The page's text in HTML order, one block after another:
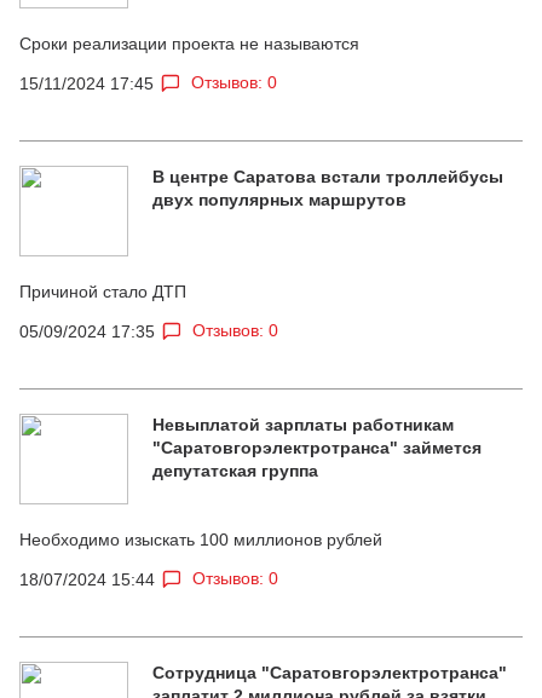
Сроки реализации проекта не называются
15/11/2024 17:45 Отзывов: 0
В центре Саратова встали троллейбусы
двух популярных маршрутов
Причиной стало ДТП
05/09/2024 17:35 Отзывов: 0
Невыплатой зарплаты работникам
"Саратовгорэлектротранса" займется
депутатская группа
Необходимо изыскать 100 миллионов рублей
18/07/2024 15:44 Отзывов: 0
Сотрудница "Саратовгорэлектротранса"